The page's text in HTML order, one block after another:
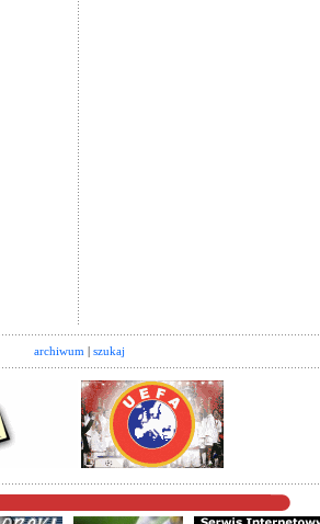
archiwum | szukaj